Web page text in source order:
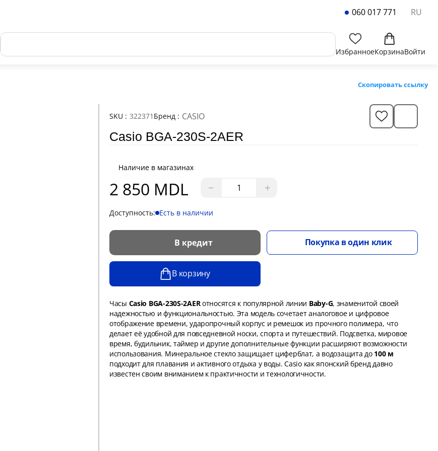
060 017 771 RU
ИзбранноеКорзинаВойти
Скопировать ссылку
SKU : 322371 Бренд : CASIO
Casio BGA-230S-2AER
Наличие в магазинах
2 850 MDL − +
Доступность: Есть в наличии
В кредит Покупка в один клик
В корзину
Часы Casio BGA-230S-2AERотносятся к популярной линии Baby-G, знаменитой своей
надежностью и функциональностью. Эта модель сочетает аналоговое и цифровое
отображение времени, ударопрочный корпус и ремешок из прочного полимера, что
делает её удобной для повседневной носки, спорта и путешествий. Подсветка, мировое
время, будильник, таймер и другие дополнительные функции расширяют возможности
использования. Минеральное стекло защищает циферблат, а водозащита до 100 м
подходит для плавания и активного отдыха у воды. Casio как японский бренд давно
известен своим вниманием к практичности и технологичности.